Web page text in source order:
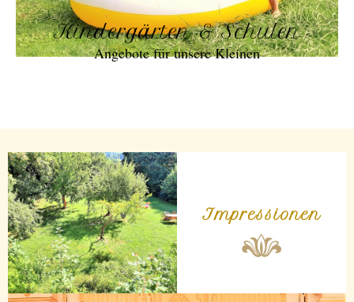
Kindergärten & Schulen
Angebote für unsere Kleinen
Impressionen